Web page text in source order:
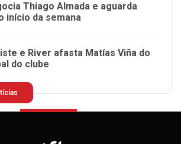
Thiago Almada e aguarda
início da semana
e River afasta Matías Viña do
do clube